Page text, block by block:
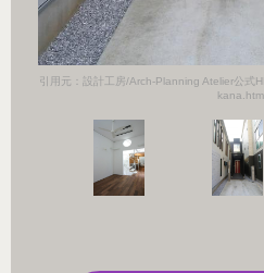
引用元：設計工房/Arch-Planning Atelier公式